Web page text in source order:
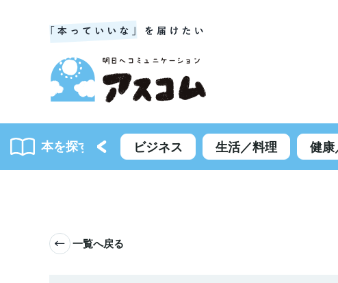
本を探す
書籍一覧 ビジネス 生活／料理 健康
一覧へ戻る